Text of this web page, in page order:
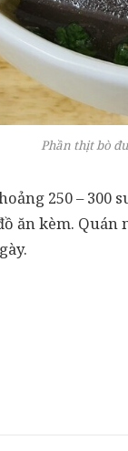
Phần thịt bò
250 – 300
ăn kèm.